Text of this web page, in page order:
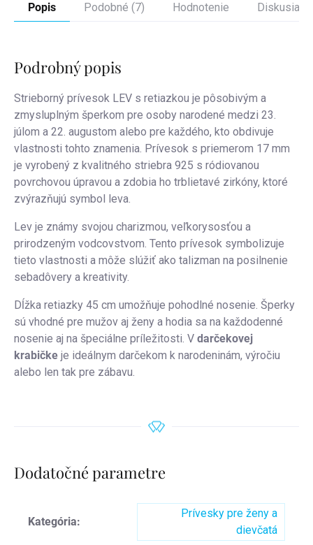
Popis Podobné (7) Hodnotenie Diskusia
Podrobný popis
Strieborný prívesok LEV s retiazkou je pôsobivým a
zmysluplným šperkom pre osoby narodené medzi 23.
júlom a 22. augustom alebo pre každého, kto obdivuje
vlastnosti tohto znamenia. Prívesok s priemerom 17 mm
je vyrobený z kvalitného striebra 925 s ródiovanou
povrchovou úpravou a zdobia ho trblietavé zirkóny, ktoré
zvýrazňujú symbol leva.
Lev je známy svojou charizmou, veľkorysosťou a
prirodzeným vodcovstvom. Tento prívesok symbolizuje
tieto vlastnosti a môže slúžiť ako talizman na posilnenie
sebadôvery a kreativity.
Dĺžka retiazky 45 cm umožňuje pohodlné nosenie. Šperky
sú vhodné pre mužov aj ženy a hodia sa na každodenné
nosenie aj na špeciálne príležitosti. V darčekovej
krabičke je ideálnym darčekom k narodeninám, výročiu
alebo len tak pre zábavu.
Dodatočné parametre
Kategória:
Prívesky pre ženy a
dievčatá